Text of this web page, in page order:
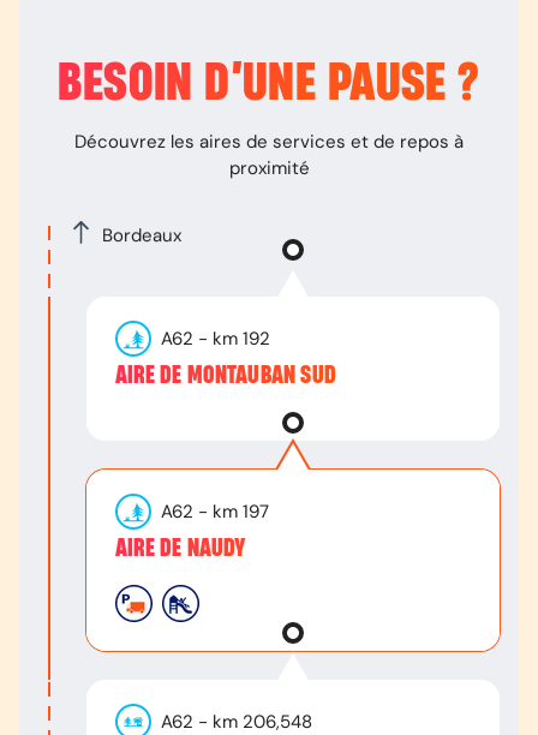
BESOIN D’UNE PAUSE ?
Découvrez les aires de services et de repos à
proximité
Bordeaux
A62 - km 192
AIRE DE MONTAUBAN SUD
A62 - km 197
AIRE DE NAUDY
A62 - km 206,548